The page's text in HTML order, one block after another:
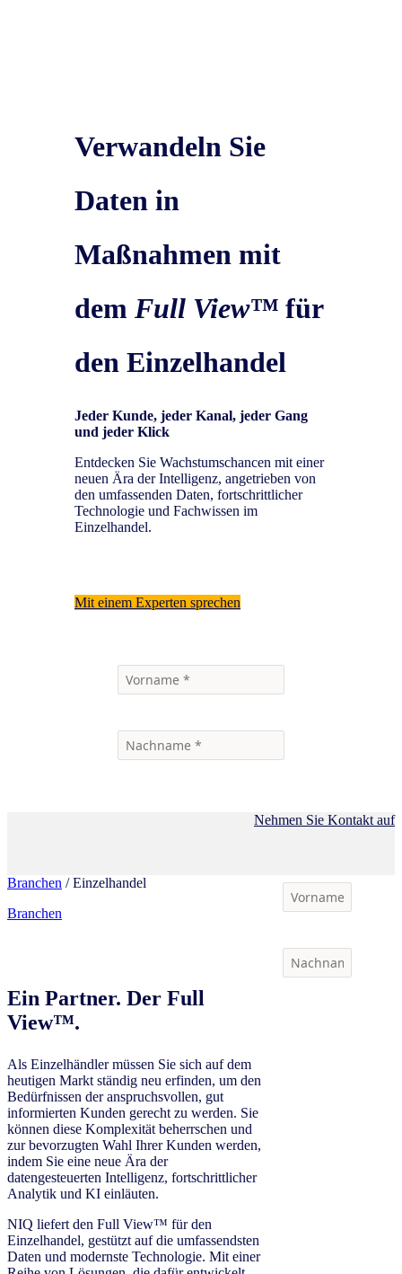
Verwandeln Sie
Daten in
Maßnahmen mit
dem Full View™ für
den Einzelhandel
Jeder Kunde, jeder Kanal, jeder Gang
und jeder Klick
Entdecken Sie Wachstumschancen mit einer
neuen Ära der Intelligenz, angetrieben von
den umfassenden Daten, fortschrittlicher
Technologie und Fachwissen im
Einzelhandel.
Mit einem Experten sprechen
Branchen / Einzelhandel
Branchen
Nehmen Sie Kontakt auf
Ein Partner. Der Full
View™.
Als Einzelhändler müssen Sie sich auf dem
heutigen Markt ständig neu erfinden, um den
Bedürfnissen der anspruchsvollen, gut
informierten Kunden gerecht zu werden. Sie
können diese Komplexität beherrschen und
zur bevorzugten Wahl Ihrer Kunden werden,
indem Sie eine neue Ära der
datengesteuerten Intelligenz, fortschrittlicher
Analytik und KI einläuten.
NIQ liefert den Full View™ für den
Einzelhandel, gestützt auf die umfassendsten
Daten und modernste Technologie. Mit einer